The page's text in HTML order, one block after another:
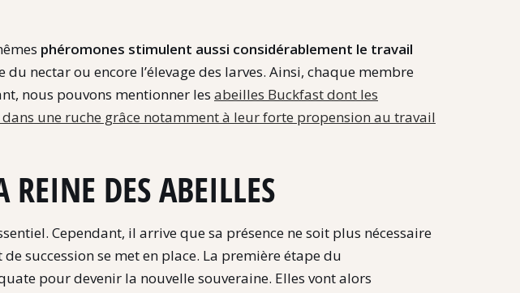
phéromones stimulent aussi considérablement le travail
nectar ou encore l’élevage des larves. Ainsi, chaque membre
nous pouvons mentionner les abeilles Buckfast dont les
une ruche grâce notamment à leur forte propension au travail
REINE DES ABEILLES
Cependant, il arrive que sa présence ne soit plus nécessaire
succession se met en place. La première étape du
pour devenir la nouvelle souveraine. Elles vont alors